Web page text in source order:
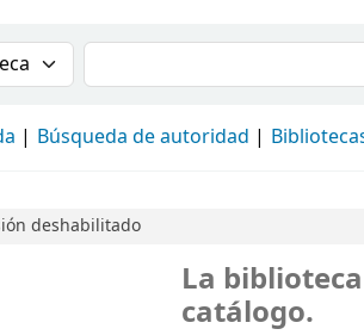
por:Buscar en el catálogo
Búsqueda de autoridad
deshabilitado
La
catálogo.